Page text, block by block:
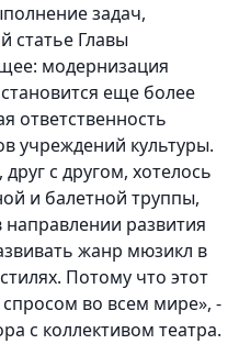
задач,
статье Главы
модернизация
еще более
ответственность
учреждений культуры.
с другом, хотелось
и балетной труппы,
направлении развития
жанр мюзикл в
Потому что этот
во всем мире», -
с коллективом театра.